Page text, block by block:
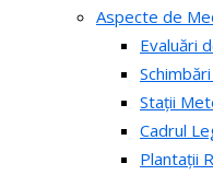
Aspecte de
Evaluări
Stații
Cadrul
Plantații